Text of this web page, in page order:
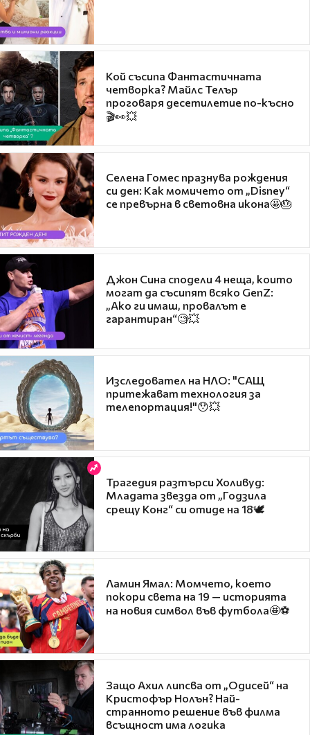
Кой съсипа Фантастичната
четворка? Майлс Телър
проговаря десетилетие по-късно
🎬👀💥
Селена Гомес празнува рождения
си ден: Как момичето от „Disney“
се превърна в световна икона🤩🎂
Джон Сина сподели 4 неща, които
могат да съсипят всяко GenZ:
„Ако ги имаш, провалът е
гарантиран“🧐💥
Изследовател на НЛО: "САЩ
притежават технология за
телепортация!"😯💥
Трагедия разтърси Холивуд:
Младата звезда от „Годзила
срещу Конг“ си отиде на 18🕊️
Ламин Ямал: Момчето, което
покори света на 19 — историята
на новия символ във футбола🤩⚽
Защо Ахил липсва от „Одисей“ на
Кристофър Нолън? Най-
странното решение във филма
всъщност има логика